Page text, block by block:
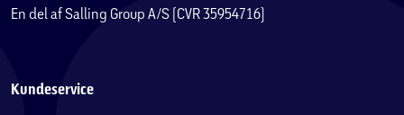
En del af Salling Group A/S (CVR 35954716)
Kundeservice